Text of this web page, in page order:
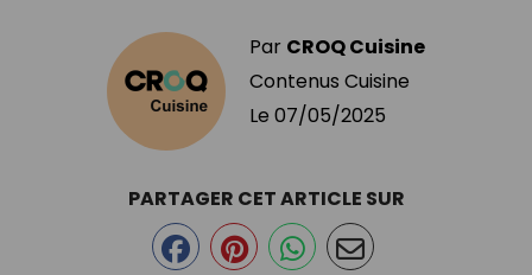
Par CROQ Cuisine
Contenus Cuisine
Le 07/05/2025
PARTAGER CET ARTICLE SUR